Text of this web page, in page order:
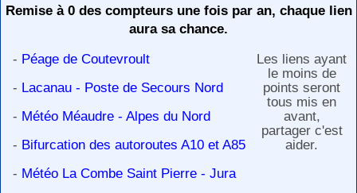
Remise à 0 des compteurs une fois par an, chaque lien
aura sa chance.
- Péage de Coutevroult
- Lacanau - Poste de Secours Nord
- Météo Méaudre - Alpes du Nord
- Bifurcation des autoroutes A10 et A85
- Météo La Combe Saint Pierre - Jura
Les liens ayant
le moins de
points seront
tous mis en
avant,
partager c'est
aider.